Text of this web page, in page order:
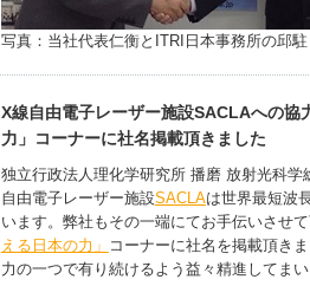
写真：当社代表仁衡とITRI日本事務所の邱
X線自由電子レーザー施設SACLAへの
力」コーナーに社名掲載頂きました
独立行政法人理化学研究所 播磨 放射光科
自由電子レーザー施設SACLAは世界最短波
います。弊社もその一端にてお手伝いさせ
える日本の力」 コーナーに社名を掲載頂き
力の一つで有り続けるよう益々精進してまい